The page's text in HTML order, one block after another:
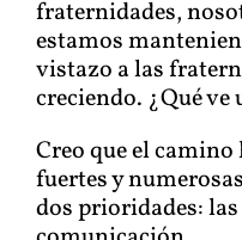
fraternidades,
estamos
vistazo a las
creciendo. ¿Qué ve
Creo que el
fuertes y
dos prioridades: